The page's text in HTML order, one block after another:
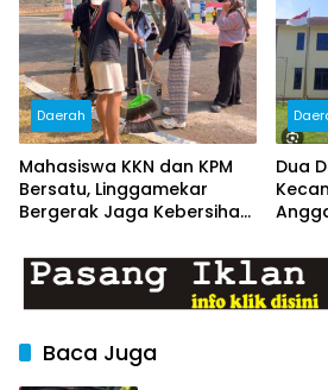
Daerah
Mahasiswa KKN dan KPM
Bersatu, Linggamekar
Bergerak Jaga Kebersihan
Dua
dan
Baca Juga